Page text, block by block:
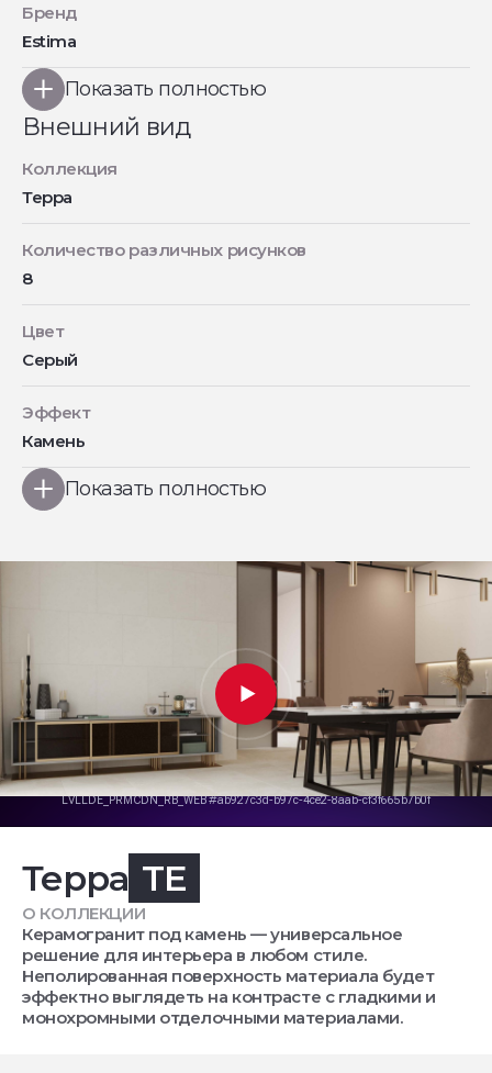
Бренд
Estima
Показать полностью
Внешний вид
Коллекция
Терра
Количество различных рисунков
8
Цвет
Серый
Эффект
Камень
Показать полностью
Терра TE
О КОЛЛЕКЦИИ
Керамогранит под камень — универсальное
решение для интерьера в любом стиле.
Неполированная поверхность материала будет
эффектно выглядеть на контрасте с гладкими и
монохромными отделочными материалами.